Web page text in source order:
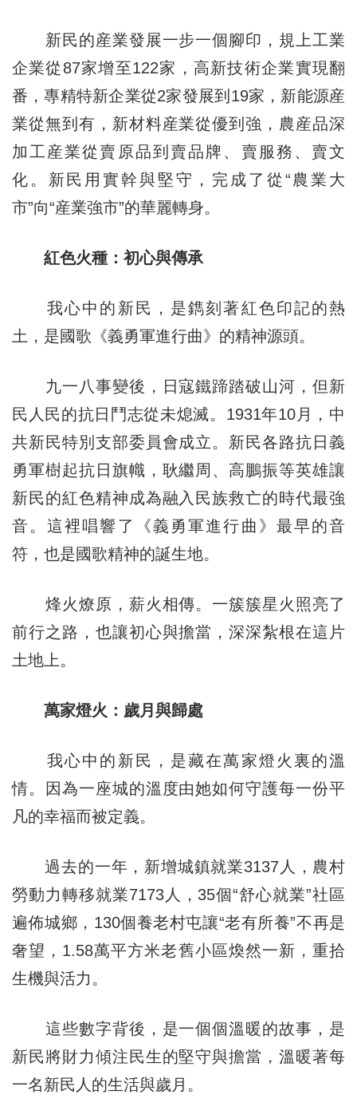
新民的産業發展一步一個腳印，規上工業
企業從87家增至122家，高新技術企業實現翻
番，專精特新企業從2家發展到19家，新能源産
業從無到有，新材料産業從優到強，農産品深
加工産業從賣原品到賣品牌、賣服務、賣文
化。新民用實幹與堅守，完成了從“農業大
市”向“産業強市”的華麗轉身。
紅色火種：初心與傳承
我心中的新民，是鐫刻著紅色印記的熱
土，是國歌《義勇軍進行曲》的精神源頭。
九一八事變後，日寇鐵蹄踏破山河，但新
民人民的抗日鬥志從未熄滅。1931年10月，中
共新民特別支部委員會成立。新民各路抗日義
勇軍樹起抗日旗幟，耿繼周、高鵬振等英雄讓
新民的紅色精神成為融入民族救亡的時代最強
音。這裡唱響了《義勇軍進行曲》最早的音
符，也是國歌精神的誕生地。
烽火燎原，薪火相傳。一簇簇星火照亮了
前行之路，也讓初心與擔當，深深紮根在這片
土地上。
萬家燈火：歲月與歸處
我心中的新民，是藏在萬家燈火裏的溫
情。因為一座城的溫度由她如何守護每一份平
凡的幸福而被定義。
過去的一年，新增城鎮就業3137人，農村
勞動力轉移就業7173人，35個“舒心就業”社區
遍佈城鄉，130個養老村屯讓“老有所養”不再是
奢望，1.58萬平方米老舊小區煥然一新，重拾
生機與活力。
這些數字背後，是一個個溫暖的故事，是
新民將財力傾注民生的堅守與擔當，溫暖著每
一名新民人的生活與歲月。